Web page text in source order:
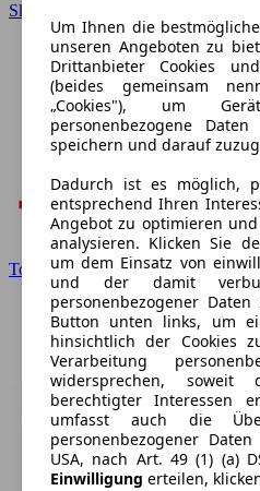
Skoda
Toyota
Um Ihnen die
unseren Angeboten zu
Drittanbieter Cookies
(beides gemeinsam
„Cookies"), um
personenbezogene
speichern und darauf
Dadurch ist es möglich,
entsprechend Ihren
Angebot zu optimieren
analysieren. Klicken Sie
um dem Einsatz von
und der damit
personenbezogener
Button unten links, um
hinsichtlich der Cookies
Verarbeitung
widersprechen, soweit
berechtigter Interessen
umfasst auch die
personenbezogener
USA, nach Art. 49 (1) (a)
Einwilligung erteilen,